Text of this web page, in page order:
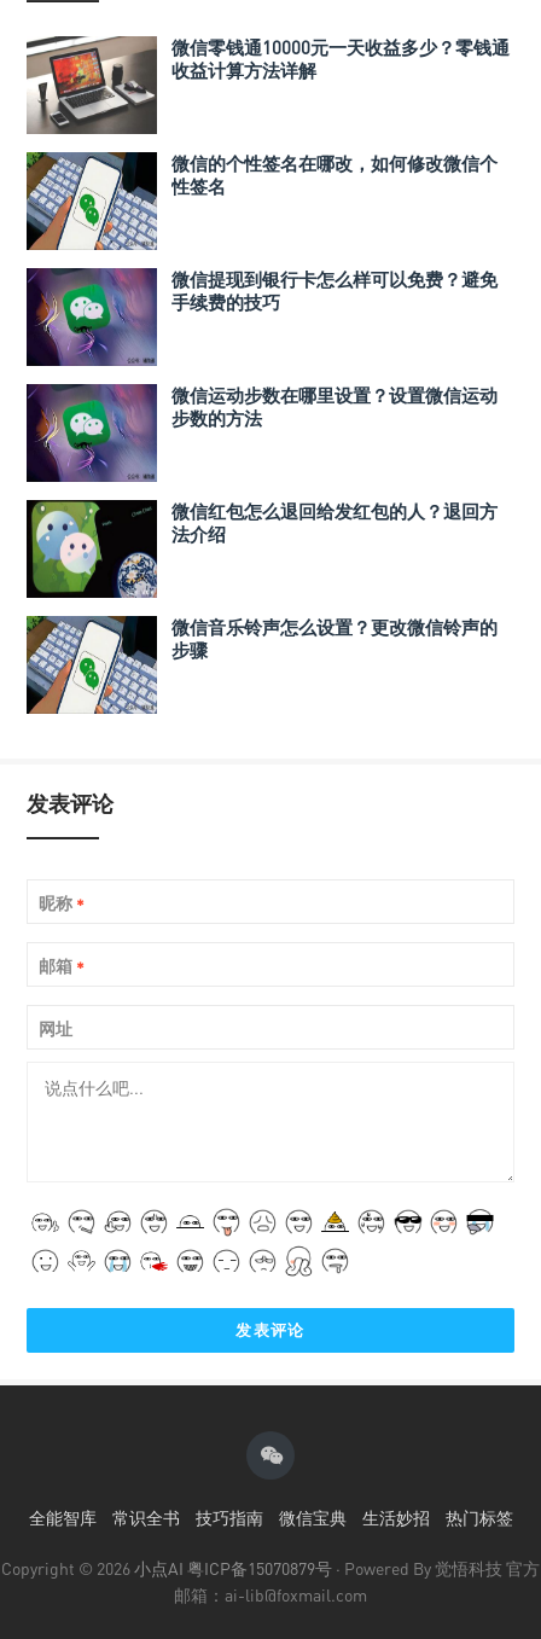
微信零钱通10000元一天收益多少？零钱通
收益计算方法详解
微信的个性签名在哪改，如何修改微信个
性签名
微信提现到银行卡怎么样可以免费？避免
手续费的技巧
微信运动步数在哪里设置？设置微信运动
步数的方法
微信红包怎么退回给发红包的人？退回方
法介绍
微信音乐铃声怎么设置？更改微信铃声的
步骤
发表评论
昵称 *
邮箱 *
网址
全能智库 常识全书 技巧指南 微信宝典 生活妙招 热门标签
Copyright © 2026小点AI 粤ICP备15070879号 · Powered By 觉悟科技 官方
邮箱：ai-lib@foxmail.com